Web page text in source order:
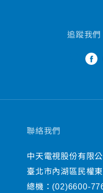
追蹤我們
聯絡我們
中天電視股份有限公
臺北市內湖區民權
總機： (02)6600-